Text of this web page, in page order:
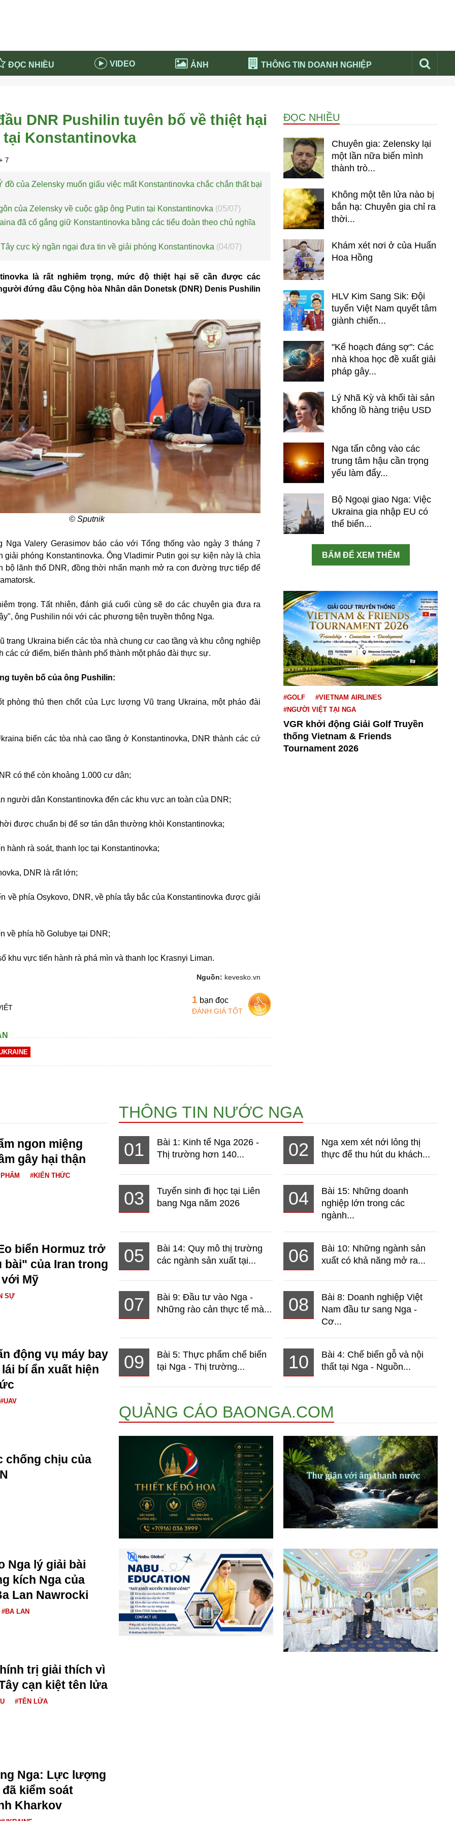
ĐỌC NHIỀU VIDEO ẢNH THÔNG TIN DOANH NGHIỆP
Nổi bật báo nga
Nga NABU EDUCATION
Thư viện media
nước Nga Tử vi hàng ngày
Phân tích thị trường Nga 2026
DNR Pushilin tuyên bố về thiệt hại
Konstantinovka
7
đồ của Zelensky muốn giấu việc mất Konstantinovka chắc chắn thất bại
của Zelensky về cuộc gặp ông Putin tại Konstantinovka (05/07)
đã cố gắng giữ Konstantinovka bằng các tiểu đoàn theo chủ nghĩa
cực kỳ ngần ngại đưa tin về giải phóng Konstantinovka (04/07)
là rất nghiêm trọng, mức độ thiệt hại sẽ cần được các
đứng đầu Cộng hòa Nhân dân Donetsk (DNR) Denis Pushilin
© Sputnik
Nga Valery Gerasimov báo cáo với Tổng thống vào ngày 3 tháng 7
giải phóng Konstantinovka. Ông Vladimir Putin gọi sự kiện này là chìa
bộ lãnh thổ DNR, đồng thời nhấn mạnh mở ra con đường trực tiếp để
trọng. Tất nhiên, đánh giá cuối cùng sẽ do các chuyên gia đưa ra
ông Pushilin nói với các phương tiện truyền thông Nga.
trang Ukraina biến các tòa nhà chung cư cao tầng và khu công nghiệp
các cứ điểm, biến thành phố thành một pháo đài thực sự.
tuyên bố của ông Pushilin:
phòng thủ then chốt của Lực lượng Vũ trang Ukraina, một pháo đài
biến các tòa nhà cao tầng ở Konstantinovka, DNR thành các cứ
có thể còn khoảng 1.000 cư dân;
người dân Konstantinovka đến các khu vực an toàn của DNR;
được chuẩn bị để sơ tán dân thường khỏi Konstantinovka;
hành rà soát, thanh lọc tại Konstantinovka;
DNR là rất lớn;
về phía Osykovo, DNR, về phía tây bắc của Konstantinovka được giải
về phía hồ Golubye tại DNR;
khu vực tiến hành rà phá mìn và thanh lọc Krasnyi Liman.
Nguồn: kevesko.vn
1 bạn đọc
ĐÁNH GIÁ TỐT
ĐỌC NHIỀU
Chuyên gia: Zelensky lại
một lần nữa biến mình
thành trò...
Không một tên lửa nào bị
bắn hạ: Chuyên gia chỉ ra
thời...
Khám xét nơi ở của Huấn
Hoa Hồng
HLV Kim Sang Sik: Đội
tuyển Việt Nam quyết tâm
giành chiến...
"Kế hoạch đáng sợ": Các
nhà khoa học đề xuất giải
pháp gây...
Lý Nhã Kỳ và khối tài sản
khổng lồ hàng triệu USD
Nga tấn công vào các
trung tâm hậu cần trọng
yếu làm đẩy...
Bộ Ngoại giao Nga: Việc
Ukraina gia nhập EU có
thể biến...
BẤM ĐỂ XEM THÊM
#GOLF
#VIETNAM AIRLINES
#NGƯỜI VIỆT TẠI NGA
VGR khởi động Giải Golf Truyền
thống Vietnam & Friends
Tournament 2026
ngon miệng
gây hại thận
#KIẾN THỨC
biển Hormuz trở
bài" của Iran trong
Mỹ
SỰ
động vụ máy bay
bí ẩn xuất hiện
#UAV
chống chịu của
Nga lý giải bài
kích Nga của
Lan Nawrocki
#BA LAN
trị giải thích vì
cạn kiệt tên lửa
#TÊN LỬA
Nga: Lực lượng
kiểm soát
Kharkov
THÔNG TIN NƯỚC NGA
01
Bài 1: Kinh tế Nga 2026 -
Thị trường hơn 140...
02
Nga xem xét nới lỏng thị
thực để thu hút du khách...
03
Tuyển sinh đi học tại Liên
bang Nga năm 2026
04
Bài 15: Những doanh
nghiệp lớn trong các
ngành...
05
Bài 14: Quy mô thị trường
các ngành sản xuất tại...
06
Bài 10: Những ngành sản
xuất có khả năng mở ra...
07
Bài 9: Đầu tư vào Nga -
Những rào cản thực tế mà...
08
Bài 8: Doanh nghiệp Việt
Nam đầu tư sang Nga -
Cơ...
09
Bài 5: Thực phẩm chế biến
tại Nga - Thị trường...
10
Bài 4: Chế biến gỗ và nội
thất tại Nga - Nguồn...
QUẢNG CÁO BAONGA.COM